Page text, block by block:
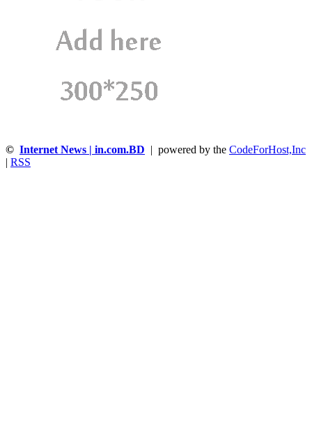
© Internet News | in.com.BD | powered by the CodeForHost,Inc
| RSS